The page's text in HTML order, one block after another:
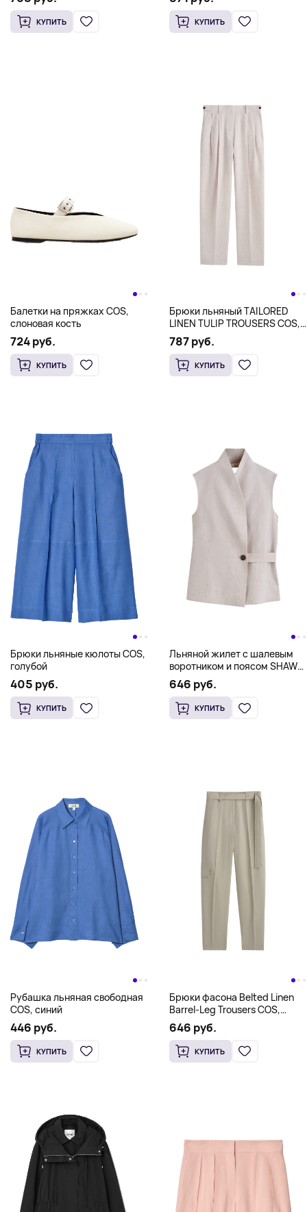
КУПИТЬ КУПИТЬ
Балетки на пряжках COS,
слоновая кость
724 руб.
КУПИТЬ
Брюки льняный TAILORED
LINEN TULIP TROUSERS COS,
светло-бежевый
787 руб.
КУПИТЬ
Брюки льняные кюлоты COS,
голубой
405 руб.
КУПИТЬ
Льняной жилет с шалевым
воротником и поясом SHAWL-
COLLAR BELTED LINEN
WAISTCOAT COS, светло-
бежевый
646 руб.
КУПИТЬ
Рубашка льняная свободная
COS, синий
446 руб.
КУПИТЬ
Брюки фасона Belted Linen
Barrel-Leg Trousers COS,
оливковый
646 руб.
КУПИТЬ